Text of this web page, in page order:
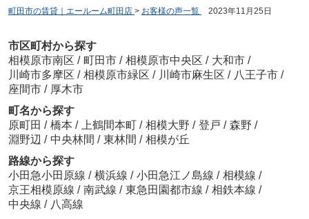
町田市の賃貸｜エールーム町田店 > お客様の声一覧 2023年11月25日
市区町村から探す
相模原市南区 / 町田市 / 相模原市中央区 / 大和市 /
川崎市多摩区 / 相模原市緑区 / 川崎市麻生区 / 八王子市 /
座間市 / 厚木市
町名から探す
原町田 / 橋本 / 上鶴間本町 / 相模大野 / 登戸 / 森野 /
淵野辺 / 中央林間 / 東林間 / 相模が丘
路線から探す
小田急小田原線 / 横浜線 / 小田急江ノ島線 / 相模線 /
京王相模原線 / 南武線 / 東急田園都市線 / 相鉄本線 /
中央線 / 八高線